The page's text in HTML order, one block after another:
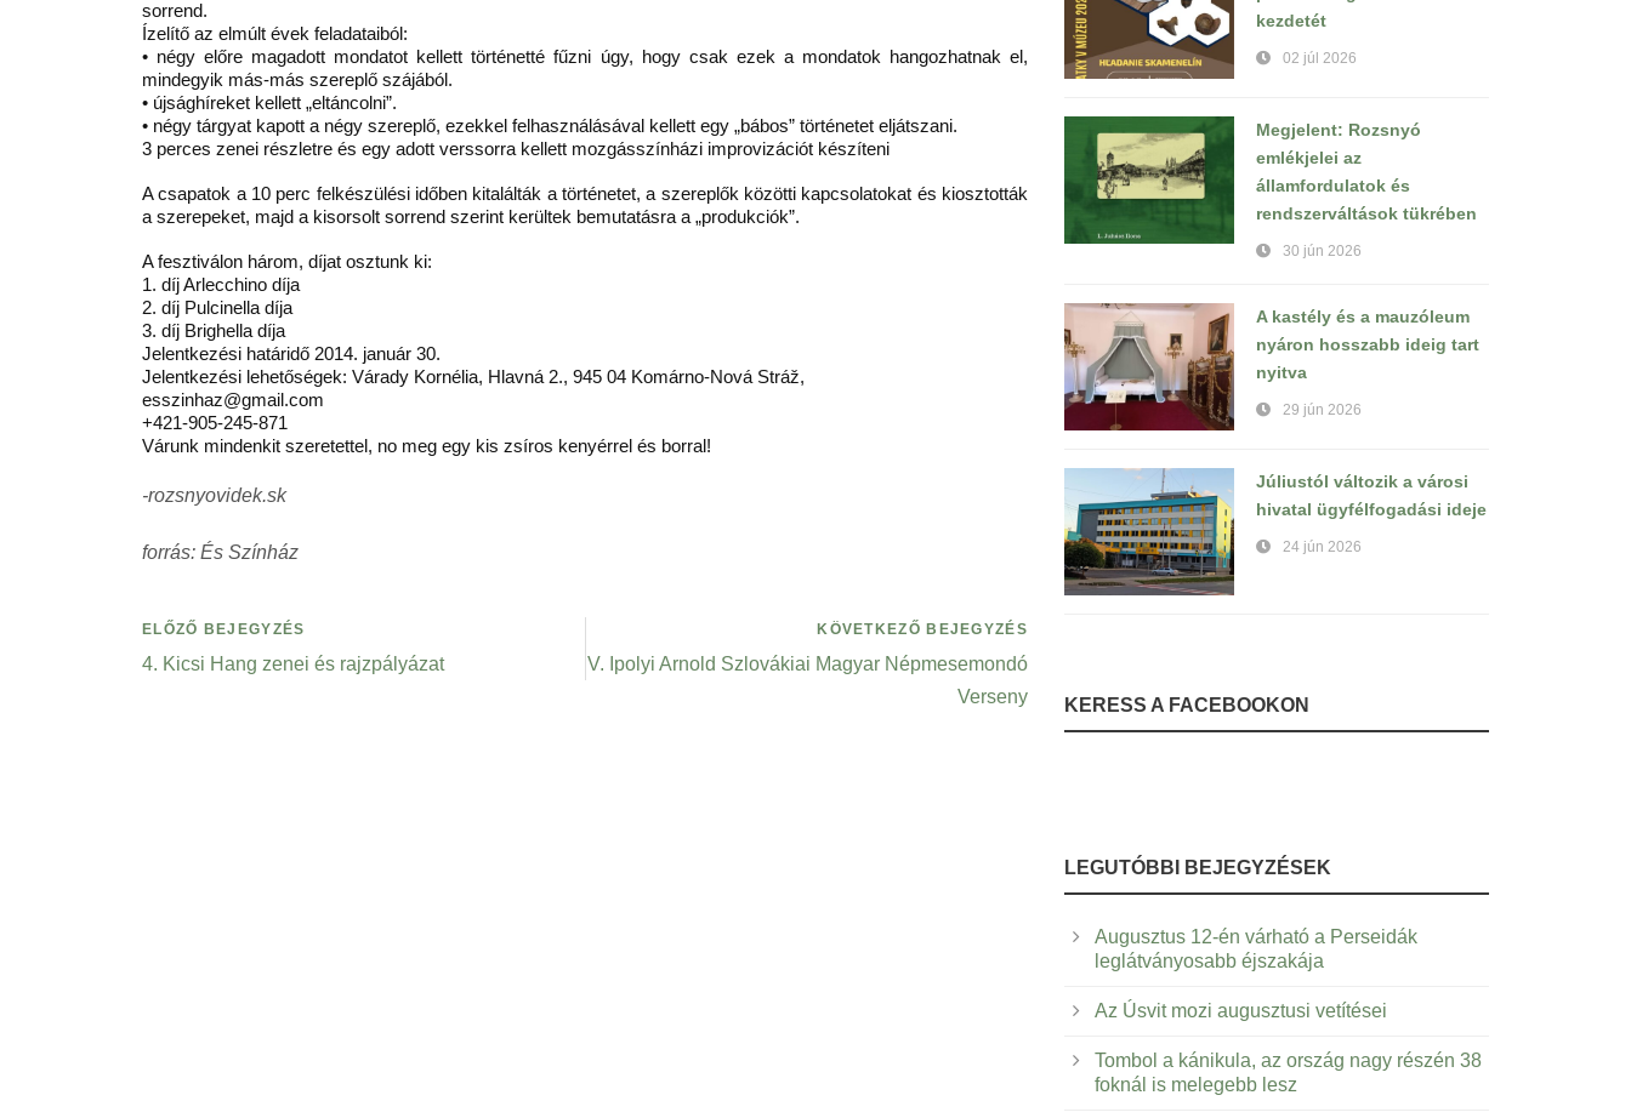
sorrend.
Ízelítő az elmúlt évek feladataiból:
• négy előre magadott mondatot kellett történetté fűzni úgy, hogy csak ezek a mondatok hangozhatnak el,
mindegyik más-más szereplő szájából.
• újsághíreket kellett „eltáncolni”.
• négy tárgyat kapott a négy szereplő, ezekkel felhasználásával kellett egy „bábos” történetet eljátszani.
3 perces zenei részletre és egy adott verssorra kellett mozgásszínházi improvizációt készíteni
A csapatok a 10 perc felkészülési időben kitalálták a történetet, a szereplők közötti kapcsolatokat és kiosztották
a szerepeket, majd a kisorsolt sorrend szerint kerültek bemutatásra a „produkciók”.
A fesztiválon három, díjat osztunk ki:
1. díj Arlecchino díja
2. díj Pulcinella díja
3. díj Brighella díja
Jelentkezési határidő 2014. január 30.
Jelentkezési lehetőségek: Várady Kornélia, Hlavná 2., 945 04 Komárno-Nová Stráž,
esszinhaz@gmail.com
+421-905-245-871
Várunk mindenkit szeretettel, no meg egy kis zsíros kenyérrel és borral!
-rozsnyovidek.sk
forrás: És Színház
ELŐZŐ BEJEGYZÉS
4. Kicsi Hang zenei és rajzpályázat
KÖVETKEZŐ BEJEGYZÉS
V. Ipolyi Arnold Szlovákiai Magyar Népmesemondó
Verseny
kezdetét
02 júl 2026
Megjelent: Rozsnyó
emlékjelei az
államfordulatok és
rendszerváltások tükrében
30 jún 2026
A kastély és a mauzóleum
nyáron hosszabb ideig tart
nyitva
29 jún 2026
Júliustól változik a városi
hivatal ügyfélfogadási ideje
24 jún 2026
KERESS A FACEBOOKON
LEGUTÓBBI BEJEGYZÉSEK
Augusztus 12-én várható a Perseidák
leglátványosabb éjszakája
Az Úsvit mozi augusztusi vetítései
Tombol a kánikula, az ország nagy részén 38
foknál is melegebb lesz